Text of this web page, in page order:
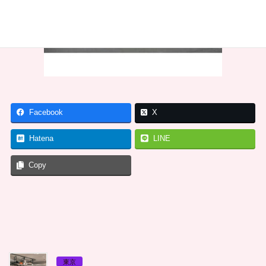
Facebook X
Hatena LINE
Copy
東京